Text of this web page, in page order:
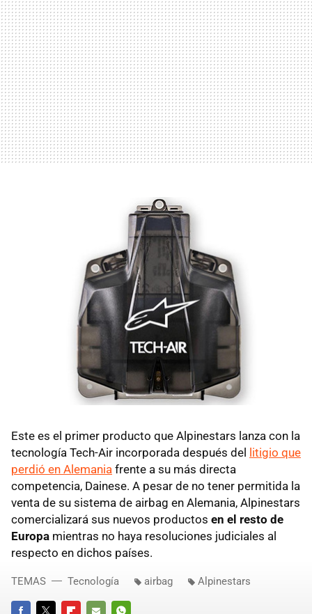
Este es el primer producto que Alpinestars lanza con la
tecnología Tech-Air incorporada después del litigio que
perdió en Alemania frente a su más directa
competencia, Dainese. A pesar de no tener permitida la
venta de su sistema de airbag en Alemania, Alpinestars
comercializará sus nuevos productos en el resto de
Europa mientras no haya resoluciones judiciales al
respecto en dichos países.
TEMAS Tecnología airbag Alpinestars